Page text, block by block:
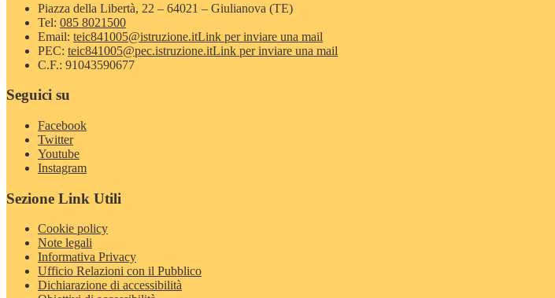
Piazza della Libertà, 22 – 64021 – Giulianova (TE)
Tel: 085 8021500
Email: teic841005@istruzione.itLink per inviare una mail
PEC: teic841005@pec.istruzione.itLink per inviare una mail
C.F.: 91043590677
Seguici su
Facebook
Twitter
Youtube
Instagram
Sezione Link Utili
Cookie policy
Note legali
Informativa Privacy
Ufficio Relazioni con il Pubblico
Dichiarazione di accessibilità